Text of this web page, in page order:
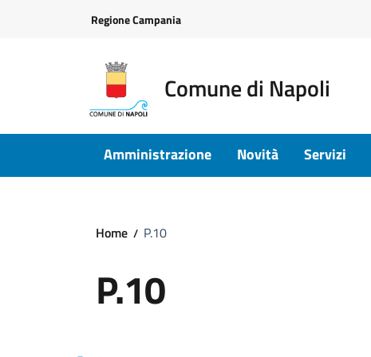
Regione Campania
Comune di Napoli
Amministrazione Novità Servizi
Home P.10
P.10